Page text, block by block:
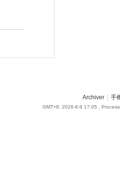
Archiver 手
GMT+8, 2026-8-9 17:05 ,